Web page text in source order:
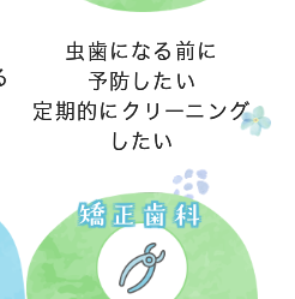
虫歯になる前に
予防したい
定期的にクリーニング
したい
矯正歯科